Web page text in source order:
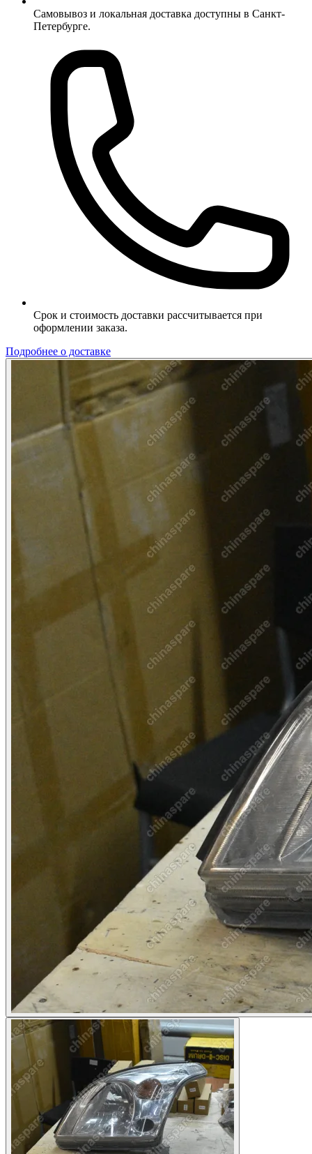
Самовывоз и локальная доставка доступны в Санкт-
Петербурге.
Срок и стоимость доставки рассчитывается при
оформлении заказа.
Подробнее о доставке